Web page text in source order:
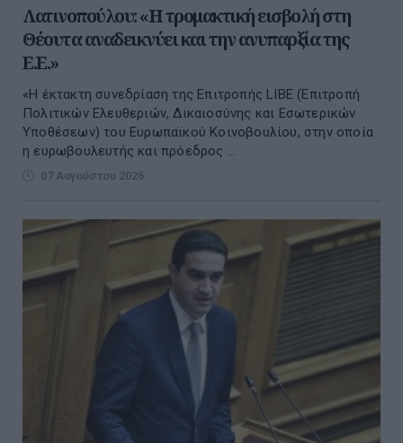
Λατινοπούλου: «Η τρομακτική εισβολή στη
Θέουτα αναδεικνύει και την ανυπαρξία της
Ε.Ε.»
«Η έκτακτη συνεδρίαση της Επιτροπής LIBE (Επιτροπή
Πολιτικών Ελευθεριών, Δικαιοσύνης και Εσωτερικών
Υποθέσεων) του Ευρωπαϊκού Κοινοβουλίου, στην οποία
η ευρωβουλευτής και πρόεδρος ...
07 Αυγούστου 2026